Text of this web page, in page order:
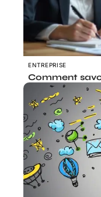
ENTREPRISE
Comment